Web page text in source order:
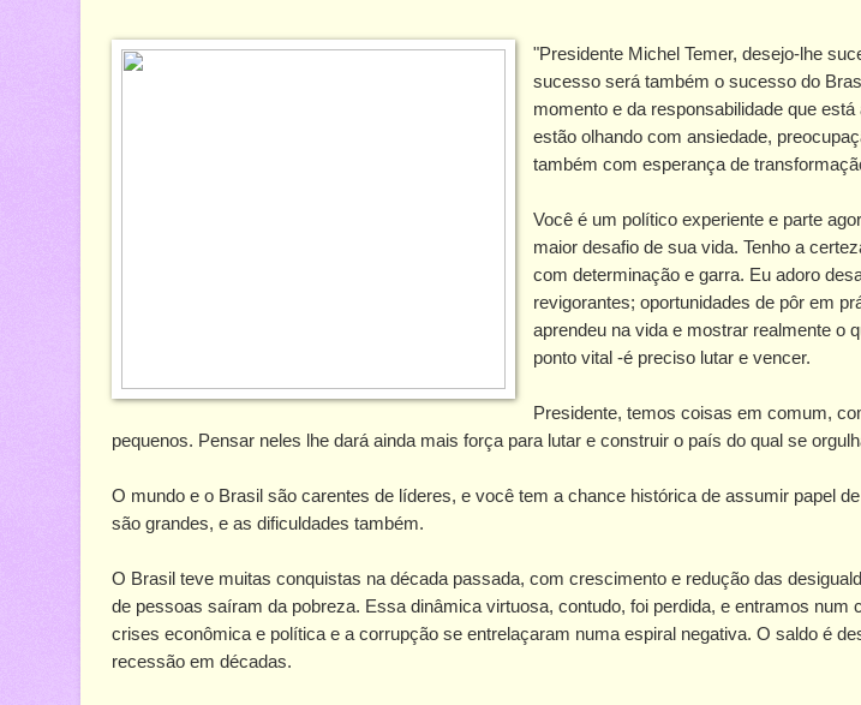
"Presidente Michel Temer, desejo-lhe
sucesso será também o sucesso do
momento e da responsabilidade que
estão olhando com ansiedade,
também com esperança de
Você é um político experiente e parte
maior desafio de sua vida. Tenho a
com determinação e garra. Eu adoro
revigorantes; oportunidades de pôr em
aprendeu na vida e mostrar realmente o
ponto vital -é preciso lutar e vencer.
Presidente, temos coisas em comum,
pequenos. Pensar neles lhe dará ainda mais força para lutar e construir o país do qual se
O mundo e o Brasil são carentes de líderes, e você tem a chance histórica de assumir papel
são grandes, e as dificuldades também.
O Brasil teve muitas conquistas na década passada, com crescimento e redução das
de pessoas saíram da pobreza. Essa dinâmica virtuosa, contudo, foi perdida, e entramos num
crises econômica e política e a corrupção se entrelaçaram numa espiral negativa. O saldo é
recessão em décadas.